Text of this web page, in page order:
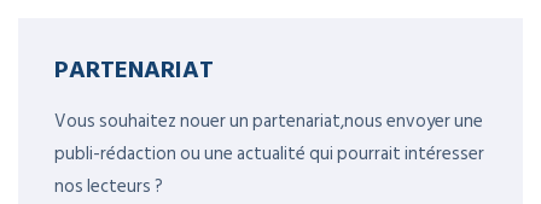
PARTENARIAT
Vous souhaitez nouer un partenariat,nous envoyer une
publi-rédaction ou une actualité qui pourrait intéresser
nos lecteurs ?